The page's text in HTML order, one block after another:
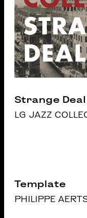
Strange Deal
LG JAZZ
Template
PHILIPPE